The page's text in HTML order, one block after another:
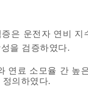
은 운전자 연비
을 검증하였다.
연료 소모율 간 높
의하였다.